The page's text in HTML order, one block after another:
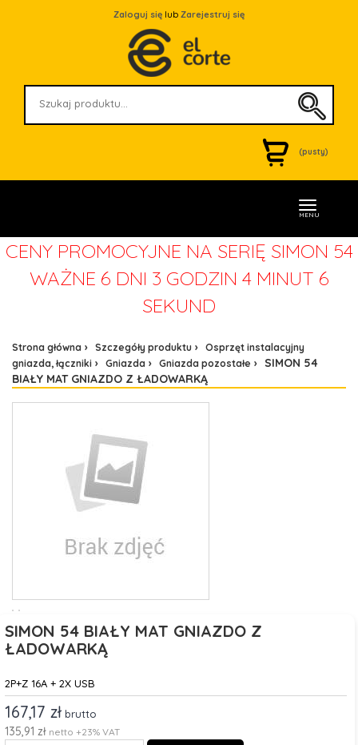
Zaloguj się lub Zarejestruj się
(pusty)
MENU
CENY PROMOCYJNE NA SERIĘ SIMON 54
WAŻNE 6 DNI 3 GODZIN 4 MINUT 6
SEKUND
Strona główna Szczegóły produktu
Osprzęt instalacyjny
gniazda, łączniki
Gniazda Gniazda pozostałe
SIMON 54
BIAŁY MAT GNIAZDO Z ŁADOWARKĄ
SIMON 54 BIAŁY MAT GNIAZDO Z
ŁADOWARKĄ
2P+Z 16A + 2X USB
167,17 zł brutto
135,91 zł netto +23% VAT